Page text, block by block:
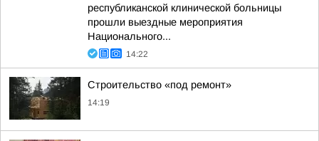
республиканской клинической больницы
прошли выездные мероприятия
Национального...
14:22
Строительство «под ремонт»
14:19